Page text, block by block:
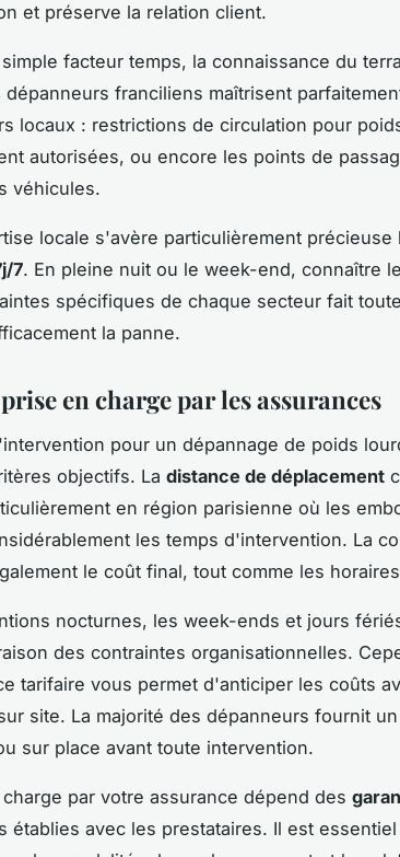
et préserve la relation client.
facteur temps, la connaissance du
dépanneurs franciliens maîtrisent
locaux : restrictions de circulation pour
autorisées, ou encore les points de
véhicules.
locale s'avère particulièrement
7. En pleine nuit ou le week-end, connaître
spécifiques de chaque secteur fait
la panne.
en charge par les assurances
pour un dépannage de poids
objectifs. La distance de déplacement
en région parisienne où les
les temps d'intervention. La
le coût final, tout comme les
nocturnes, les week-ends et jours
des contraintes organisationnelles.
tarifaire vous permet d'anticiper les coûts
site. La majorité des dépanneurs fournit
sur place avant toute intervention.
par votre assurance dépend des
établies avec les prestataires. Il est